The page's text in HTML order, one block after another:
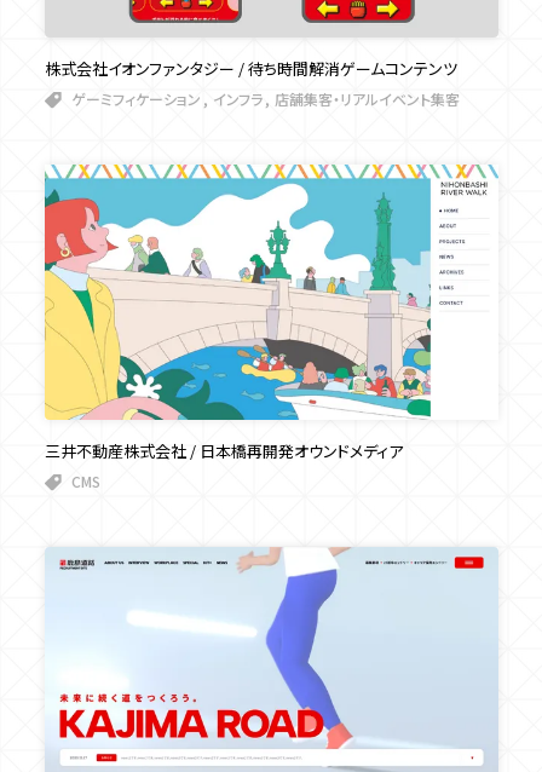
株式会社イオンファンタジー / 待ち時間解消ゲームコンテンツ
ゲーミフィケーション インフラ 店舗集客・リアルイベント集客
三井不動産株式会社 / 日本橋再開発オウンドメディア
CMS